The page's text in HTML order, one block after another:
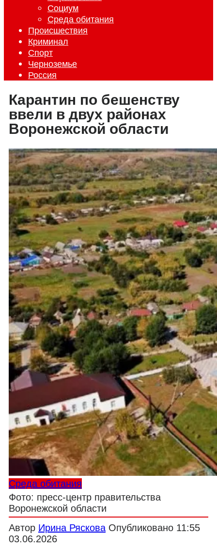
Социум
Среда обитания
Происшествия
Криминал
Спорт
Черноземье
Россия
Карантин по бешенству
ввели в двух районах
Воронежской области
Среда обитания
Фото: пресс-центр правительства
Воронежской области
Автор Ирина Ряскова Опубликовано 11:55
03.06.2026